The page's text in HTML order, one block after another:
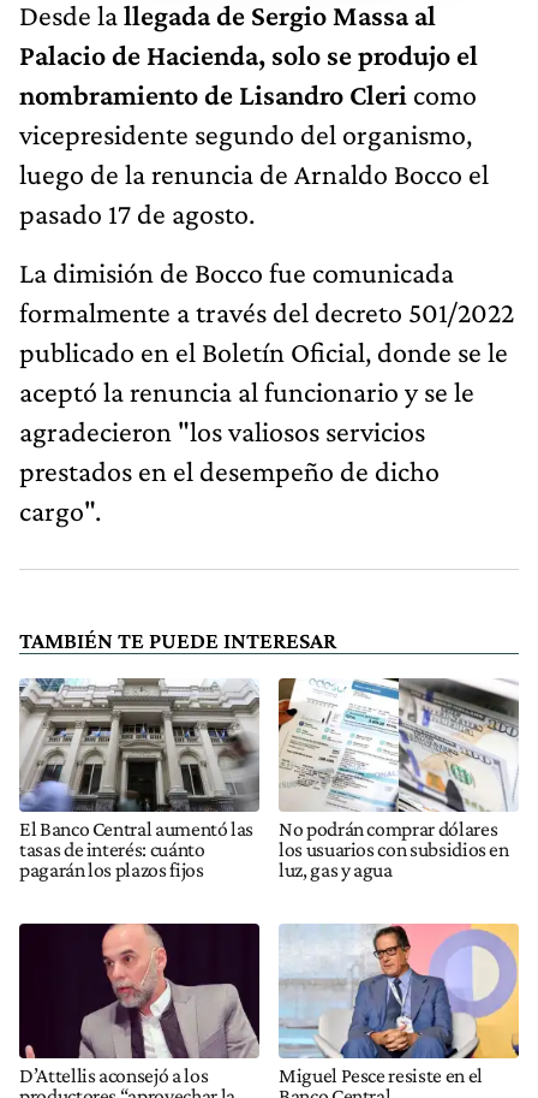
Desde lallegada de Sergio Massa al
Palacio de Hacienda, solo se produjo el
nombramiento de Lisandro Cleri como
vicepresidente segundo del organismo,
luego de la renuncia de Arnaldo Bocco el
pasado 17 de agosto.
La dimisión de Bocco fue comunicada
formalmente a través del decreto 501/2022
publicado en el Boletín Oficial, donde se le
aceptó la renuncia al funcionario y se le
agradecieron "los valiosos servicios
prestados en el desempeño de dicho
cargo".
TAMBIÉN TE PUEDE INTERESAR
El Banco Central aumentó las
tasas de interés: cuánto
pagarán los plazos fijos
No podrán comprar dólares
los usuarios con subsidios en
luz, gas y agua
D’Attellis aconsejó a los
Miguel Pesce resiste en el